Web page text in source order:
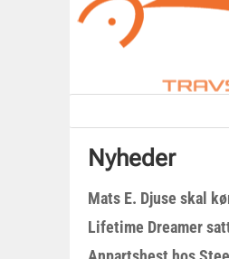
Nyheder
Mats E. Djuse skal
Lifetime Dreamer